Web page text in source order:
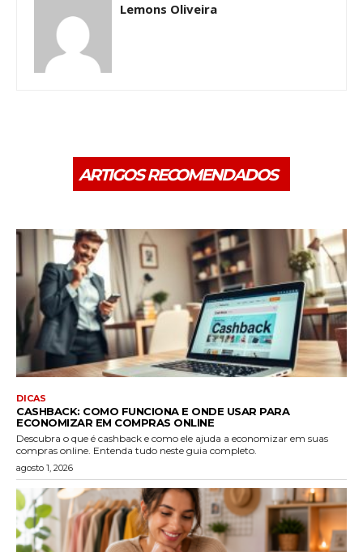
Lemons Oliveira
ARTIGOS RECOMENDADOS
DICAS
CASHBACK: COMO FUNCIONA E ONDE USAR PARA
ECONOMIZAR EM COMPRAS ONLINE
Descubra o que é cashback e como ele ajuda a economizar em suas
compras online. Entenda tudo neste guia completo.
agosto 1, 2026